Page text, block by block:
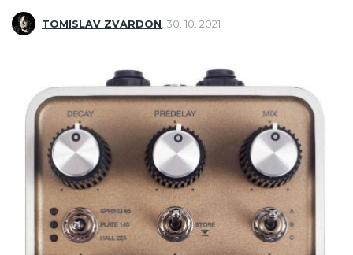
TOMISLAV ZVARDON 30. 10. 2021